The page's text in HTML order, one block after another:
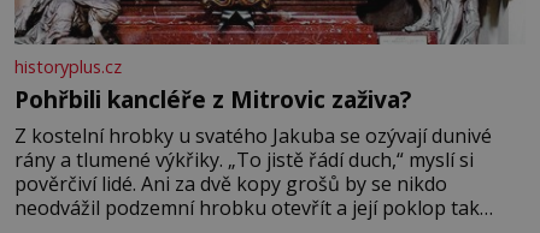
historyplus.cz
Pohřbili kancléře z Mitrovic zaživa?
Z kostelní hrobky u svatého Jakuba se ozývají dunivé
rány a tlumené výkřiky. „To jistě řádí duch,“ myslí si
pověrčiví lidé. Ani za dvě kopy grošů by se nikdo
neodvážil podzemní hrobku otevřít a její poklop tak